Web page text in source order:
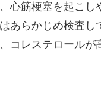
心筋梗塞を起こし
あらかじめ検査し
コレステロールが